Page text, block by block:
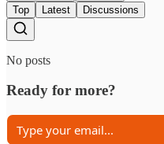
Top
Latest Discussions
No posts
Ready for more?